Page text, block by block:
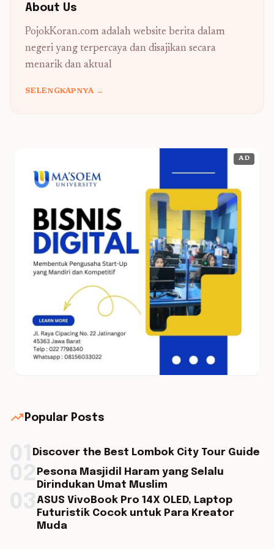
About Us
PojokKoran.com adalah website berita dalam
negeri yang terpercaya dan disajikan secara
menarik dan aktual
SELENGKAPNYA →
AD
trending_up Popular Posts
Discover the Best Lombok City Tour Guide
Pesona Masjidil Haram yang Selalu
Dirindukan Umat Muslim
ASUS VivoBook Pro 14X OLED, Laptop
Futuristik Cocok untuk Para Kreator
Muda